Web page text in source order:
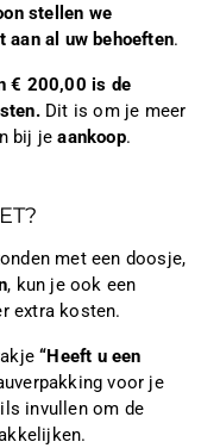
stellen we
aan al uw behoeften.
€ 200,00 is de
Dit is om je meer
bij jeaankoop.
met een doosje,
, kun je ook een
extra kosten.
“Heeft u een
voor je
invullen om de